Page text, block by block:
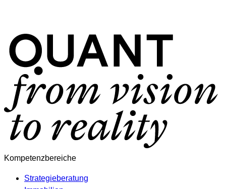
Kompetenzbereiche
Strategieberatung